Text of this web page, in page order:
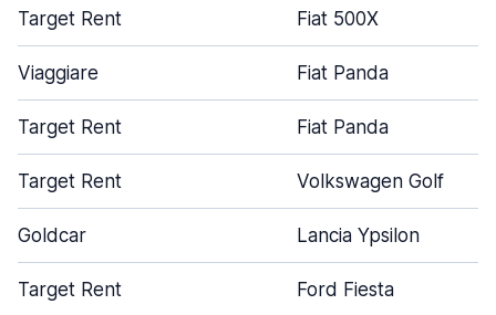
Target Rent Fiat 500X
Viaggiare Fiat Panda
Target Rent Fiat Panda
Target Rent Volkswagen Golf
Goldcar Lancia Ypsilon
Target Rent Ford Fiesta